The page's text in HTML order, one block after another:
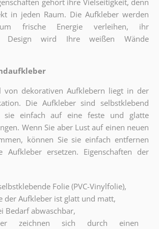
gehört ihre Vielseitigkeit, denn
in jeden Raum. Die Aufkleber werden
frische Energie verleihen, ihr
Design wird Ihre weißen Wände
von dekorativen Aufklebern liegt in der
Die Aufkleber sind selbstklebend
einfach auf eine feste und glatte
Wenn Sie aber Lust auf einen neuen
können Sie sie einfach entfernen
Aufkleber ersetzen. Eigenschaften der
Folie (PVC-Vinylfolie),
der Aufkleber istglatt und matt,
Bedarfabwaschbar,
zeichnen sich durch einen